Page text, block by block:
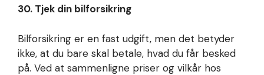
30. Tjek din bilforsikring
Bilforsikring er en fast udgift, men det betyder
ikke, at du bare skal betale, hvad du får besked
på. Ved at sammenligne priser og vilkår hos